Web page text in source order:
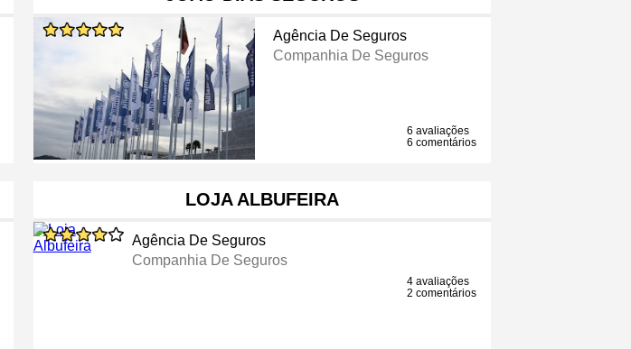
Agência De Seguros
Companhia De Seguros
6 avaliações
6 comentários
LOJA ALBUFEIRA
Agência De Seguros
Companhia De Seguros
4 avaliações
2 comentários